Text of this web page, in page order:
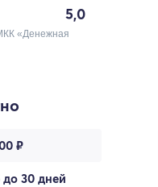
5,0
«Денежная
₽
до 30 дней